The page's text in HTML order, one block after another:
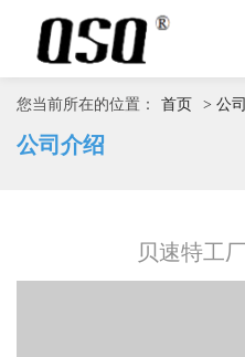
您当前所在的位置： 首页 > 公
公司介绍
贝速特工